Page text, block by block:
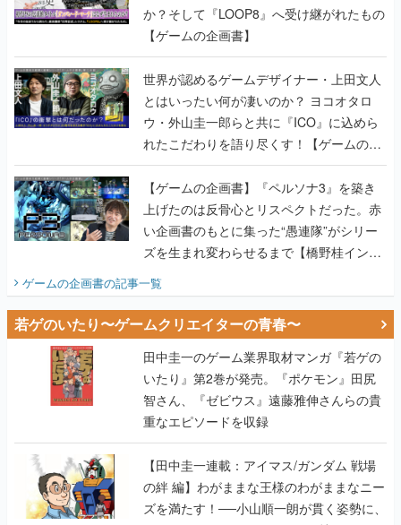
か？そして『LOOP8』へ受け継がれたもの
【ゲームの企画書】
世界が認めるゲームデザイナー・上田文人
とはいったい何が凄いのか？ ヨコオタロ
ウ・外山圭一郎らと共に『ICO』に込めら
れたこだわりを語り尽くす！【ゲームの企
画書】
【ゲームの企画書】『ペルソナ3』を築き
上げたのは反骨心とリスペクトだった。赤
い企画書のもとに集った“愚連隊”がシリー
ズを生まれ変わらせるまで【橋野桂インタ
ゲームの企画書の記事一覧
若ゲのいたり〜ゲームクリエイターの青春〜
田中圭一のゲーム業界取材マンガ『若ゲの
いたり』第2巻が発売。『ポケモン』田尻
智さん、『ゼビウス』遠藤雅伸さんらの貴
重なエピソードを収録
【田中圭一連載：アイマス/ガンダム 戦場
の絆 編】わがままな王様のわがままなニー
ズを満たす！──小山順一朗が貫く姿勢に、